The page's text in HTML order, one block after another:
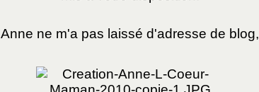
Anne ne m'a pas laissé d'adresse de blog,